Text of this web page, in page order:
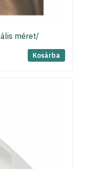
méret/
Kosárba